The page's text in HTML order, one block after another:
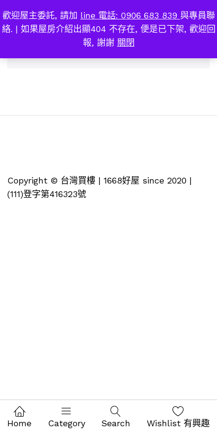
歡迎屋主委託, 請加 line 電話: 0906 683 839 與專員聯
絡. | 如果屋房介紹出顯404 不存在, 便是已下架, 歡迎回
報, 謝謝 關閉
人文首馥 0
Copyright © 台灣買樓 | 1668好屋 since 2020 |
(111)登字第416323號
Home Category Search Wishlist 有興趣